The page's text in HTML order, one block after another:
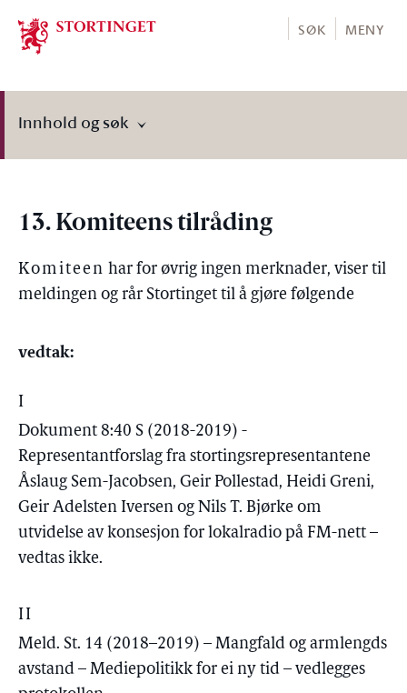
Stortinget.no
SØK MENY
Innhold og søk
13. Komiteens tilråding
Komiteen har for øvrig ingen merknader, viser til
meldingen og rår Stortinget til å gjøre følgende
vedtak:
I
Dokument 8:40 S (2018-2019) -
Representantforslag fra stortingsrepresentantene
Åslaug Sem-Jacobsen, Geir Pollestad, Heidi Greni,
Geir Adelsten Iversen og Nils T. Bjørke om
utvidelse av konsesjon for lokalradio på FM-nett –
vedtas ikke.
II
Meld. St. 14 (2018–2019) – Mangfald og armlengds
avstand – Mediepolitikk for ei ny tid – vedlegges